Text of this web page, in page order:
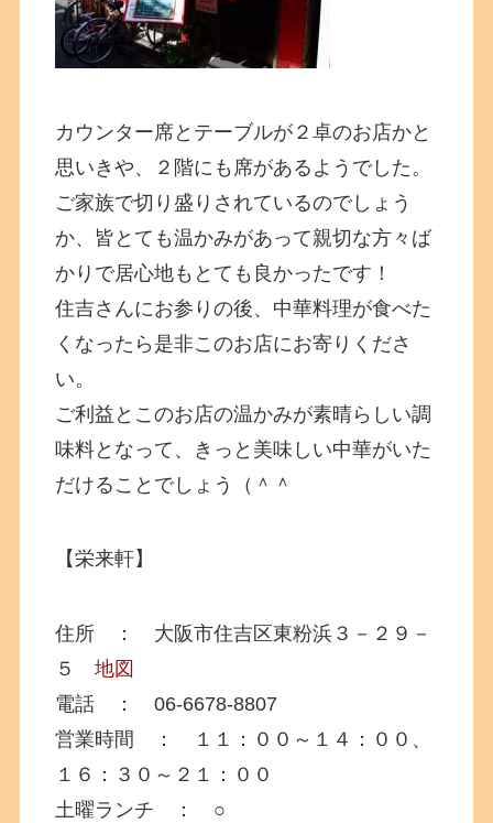
カウンター席とテーブルが２卓のお店かと
思いきや、２階にも席があるようでした。
ご家族で切り盛りされているのでしょう
か、皆とても温かみがあって親切な方々ば
かりで居心地もとても良かったです！
住吉さんにお参りの後、中華料理が食べた
くなったら是非このお店にお寄りくださ
い。
ご利益とこのお店の温かみが素晴らしい調
味料となって、きっと美味しい中華がいた
だけることでしょう（＾＾
【栄来軒】
住所 ： 大阪市住吉区東粉浜３－２９－
５地図
電話 ： 06-6678-8807
営業時間 ： １１：００～１４：００、
１６：３０～２１：００
土曜ランチ ： ○